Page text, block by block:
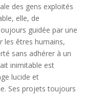
des gens exploités
elle, de
guidée par une
les êtres humains,
sans adhérer à un
inimitable est
lucide et
Ses projets toujours